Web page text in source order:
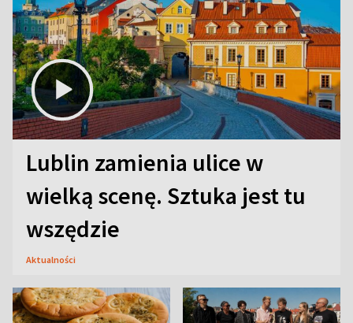
Lublin zamienia ulice w
wielką scenę. Sztuka jest tu
wszędzie
Aktualności